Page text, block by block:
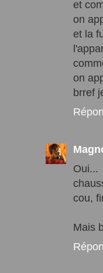
et
on
et la
on
brref
cou,
Mais